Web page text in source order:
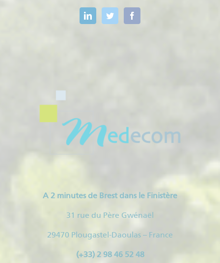
A 2 minutes de Brest dans le Finistère
31 rue du Père Gwénaël
29470 Plougastel-Daoulas – France
(+33) 2 98 46 52 48